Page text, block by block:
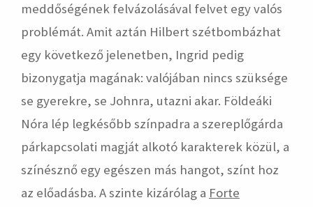
meddőségének felvázolásával felvet egy valós
problémát. Amit aztán Hilbert szétbombázhat
egy következő jelenetben, Ingrid pedig
bizonygatja magának: valójában nincs szüksége
se gyerekre, se Johnra, utazni akar. Földeáki
Nóra lép legkésőbb színpadra a szereplőgárda
párkapcsolati magját alkotó karakterek közül, a
színésznő egy egészen más hangot, színt hoz
az előadásba. A szinte kizárólag a Forte